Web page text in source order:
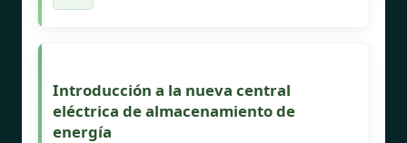
Introducción a la nueva central
eléctrica de almacenamiento de
energía